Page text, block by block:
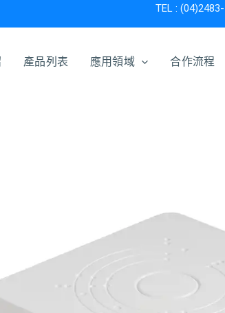
TEL :
產品列表 應用領域 合作流程